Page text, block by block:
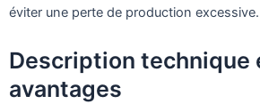
éviter une perte de production excessive.
Description technique
avantages